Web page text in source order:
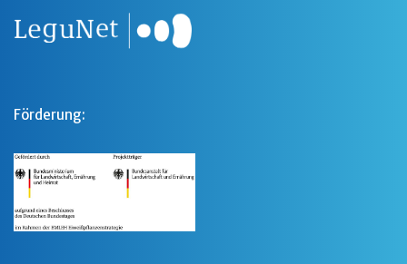
Förderung: